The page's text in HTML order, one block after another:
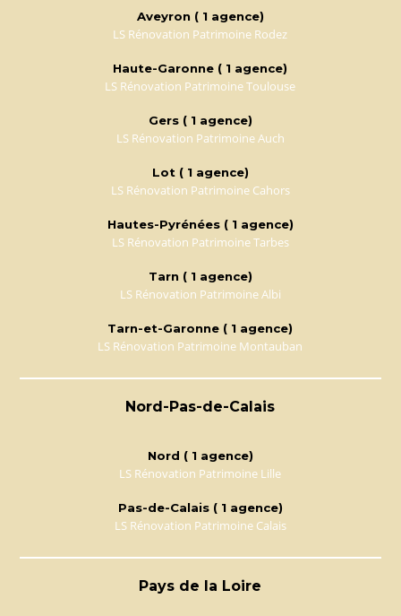
Aveyron ( 1 agence)
LS Rénovation Patrimoine Rodez
Haute-Garonne ( 1 agence)
LS Rénovation Patrimoine Toulouse
Gers ( 1 agence)
LS Rénovation Patrimoine Auch
Lot ( 1 agence)
LS Rénovation Patrimoine Cahors
Hautes-Pyrénées ( 1 agence)
LS Rénovation Patrimoine Tarbes
Tarn ( 1 agence)
LS Rénovation Patrimoine Albi
Tarn-et-Garonne ( 1 agence)
LS Rénovation Patrimoine Montauban
Nord-Pas-de-Calais
Nord ( 1 agence)
LS Rénovation Patrimoine Lille
Pas-de-Calais ( 1 agence)
LS Rénovation Patrimoine Calais
Pays de la Loire